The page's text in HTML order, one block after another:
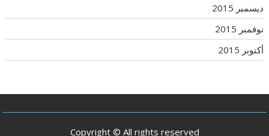
ديسمبر 2015
نوفمبر 2015
أكتوبر 2015
Copyright © All rights reserved